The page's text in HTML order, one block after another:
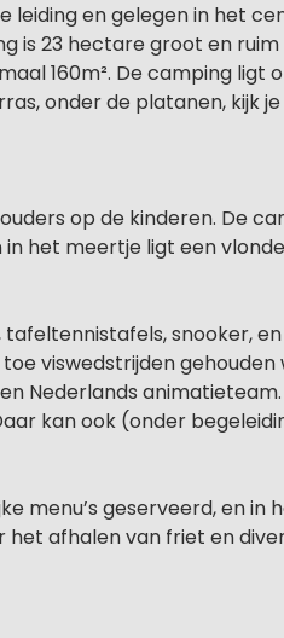
leiding en gelegen in het
is 23 hectare groot en
160m². De camping ligt
onder de platanen, kijk
op de kinderen. De
het meertje ligt een
snooker,
viswedstrijden
Nederlands
kan ook (onder
geserveerd, en in
afhalen van friet en